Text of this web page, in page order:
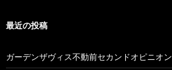
最近の投稿
ガーデンザヴィス不動前セカンドオピニオン